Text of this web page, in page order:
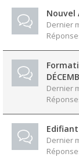
Nouvel
Dernier
Dernier
Dernier